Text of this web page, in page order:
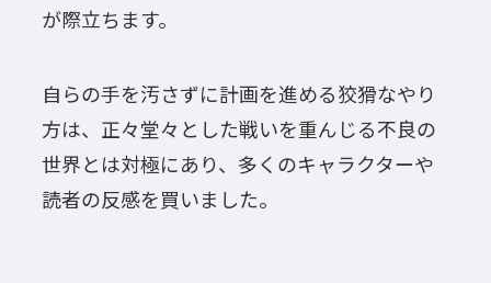
が際立ちます。
自らの手を汚さずに計画を進める狡猾なやり
方は、正々堂々とした戦いを重んじる不良の
世界とは対極にあり、多くのキャラクターや
読者の反感を買いました。